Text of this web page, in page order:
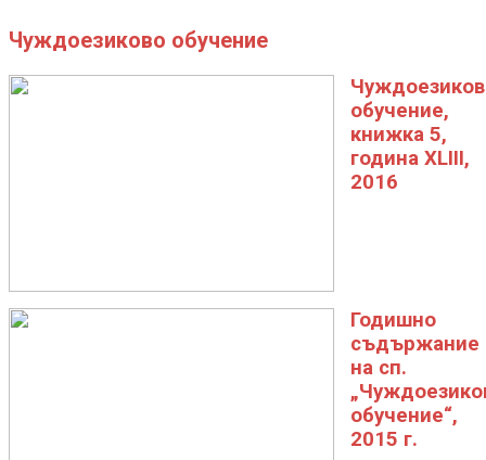
Чуждоезиково обучение
обучение,
книжка 5,
година XLIII,
2016
Годишно
съдържание
на сп.
обучение“,
2015 г.